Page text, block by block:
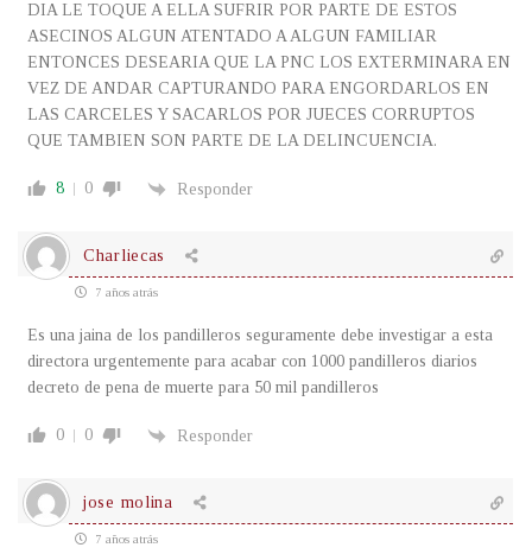
DIA LE TOQUE A ELLA SUFRIR POR PARTE DE ESTOS
ASECINOS ALGUN ATENTADO A ALGUN FAMILIAR
ENTONCES DESEARIA QUE LA PNC LOS EXTERMINARA EN
VEZ DE ANDAR CAPTURANDO PARA ENGORDARLOS EN
LAS CARCELES Y SACARLOS POR JUECES CORRUPTOS
QUE TAMBIEN SON PARTE DE LA DELINCUENCIA.
8 0 Responder
Charliecas
7 años atrás
Es una jaina de los pandilleros seguramente debe investigar a esta
directora urgentemente para acabar con 1000 pandilleros diarios
decreto de pena de muerte para 50 mil pandilleros
0 0 Responder
jose molina
7 años atrás